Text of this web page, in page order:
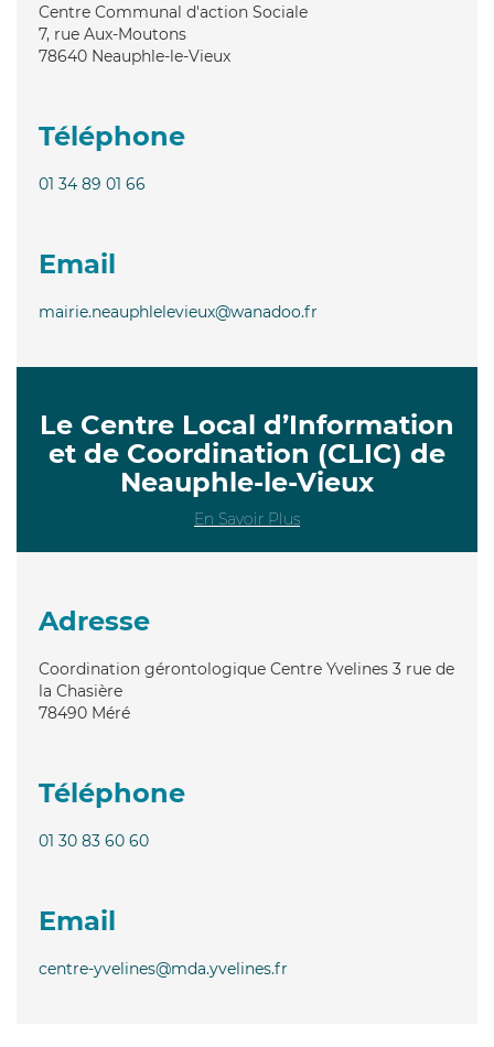
Centre Communal d'action Sociale
7, rue Aux-Moutons
78640 Neauphle-le-Vieux
Téléphone
01 34 89 01 66
Email
mairie.neauphlelevieux@wanadoo.fr
Le Centre Local d’Information
et de Coordination (CLIC) de
Neauphle-le-Vieux
En Savoir Plus
Adresse
Coordination gérontologique Centre Yvelines 3 rue de
la Chasière
78490 Méré
Téléphone
01 30 83 60 60
Email
centre-yvelines@mda.yvelines.fr